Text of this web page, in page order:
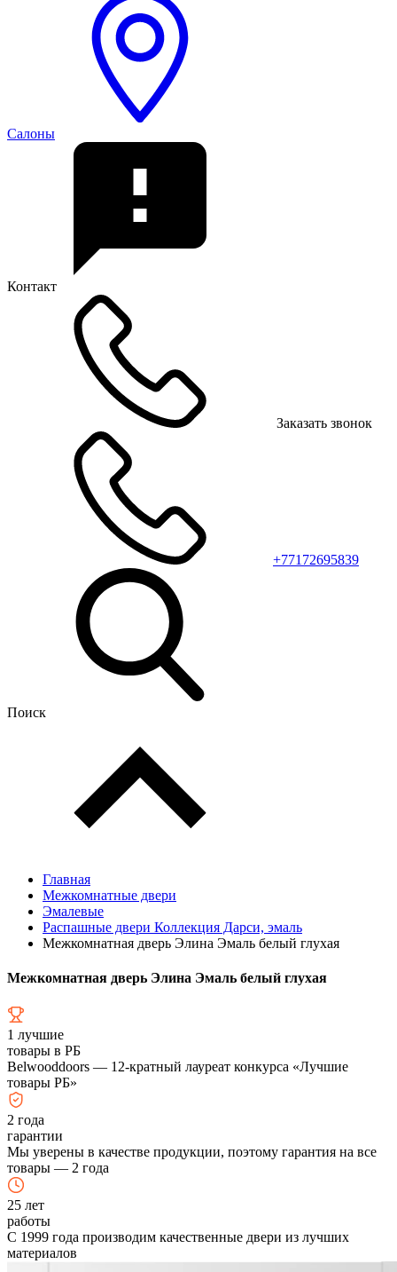
Салоны
Контакт
Заказать звонок
+77172695839
Поиск
Главная
Межкомнатные двери
Эмалевые
Распашные двери Коллекция Дарси, эмаль
Межкомнатная дверь Элина Эмаль белый глухая
Межкомнатная дверь Элина Эмаль белый глухая
1 лучшие
товары в РБ
Belwooddoors — 12-кратный лауреат конкурса «Лучшие
товары РБ»
2 года
гарантии
Мы уверены в качестве продукции, поэтому гарантия на все
товары — 2 года
25 лет
работы
С 1999 года производим качественные двери из лучших
материалов